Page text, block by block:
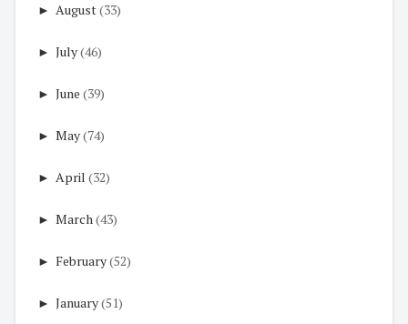
► August(33)
► July(46)
► June (39)
► May(74)
► April (32)
► March(43)
► February(52)
► January(51)